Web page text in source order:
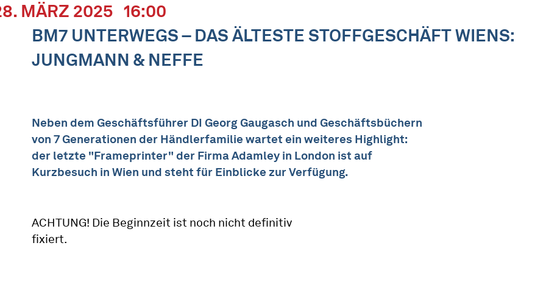
MÄRZ 2025 16:00
BM7 UNTERWEGS – DAS ÄLTESTE STOFFGESCHÄFT WIENS:
JUNGMANN & NEFFE
Neben dem Geschäftsführer DI Georg Gaugasch und Geschäftsbüchern
von 7 Generationen der Händlerfamilie wartet ein weiteres Highlight:
der letzte "Frameprinter" der Firma Adamley in London ist auf
Kurzbesuch in Wien und steht für Einblicke zur Verfügung.
ACHTUNG! Die Beginnzeit ist noch nicht definitiv
fixiert.